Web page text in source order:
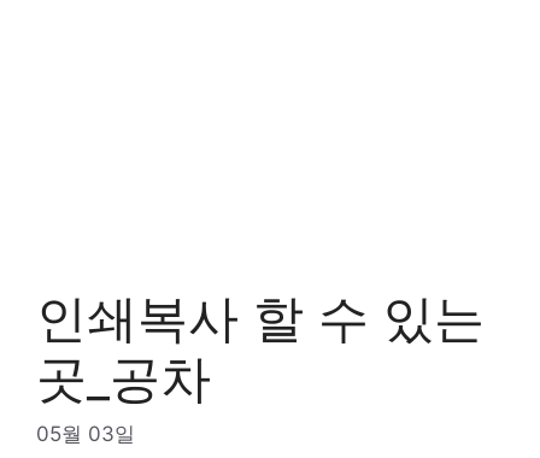
인쇄복사 할 수 있는
곳_공차
05월 03일